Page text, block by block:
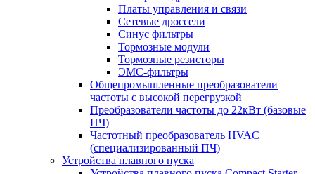
Платы управления и связи
Сетевые дроссели
Синус фильтры
Тормозные модули
Тормозные резисторы
ЭМС-фильтры
Общепромышленные преобразователи
частоты с высокой перегрузкой
Преобразователи частоты до 22кВт (базовые
ПЧ)
Частотный преобразователь HVAC
(специализированный ПЧ)
Устройства плавного пуска